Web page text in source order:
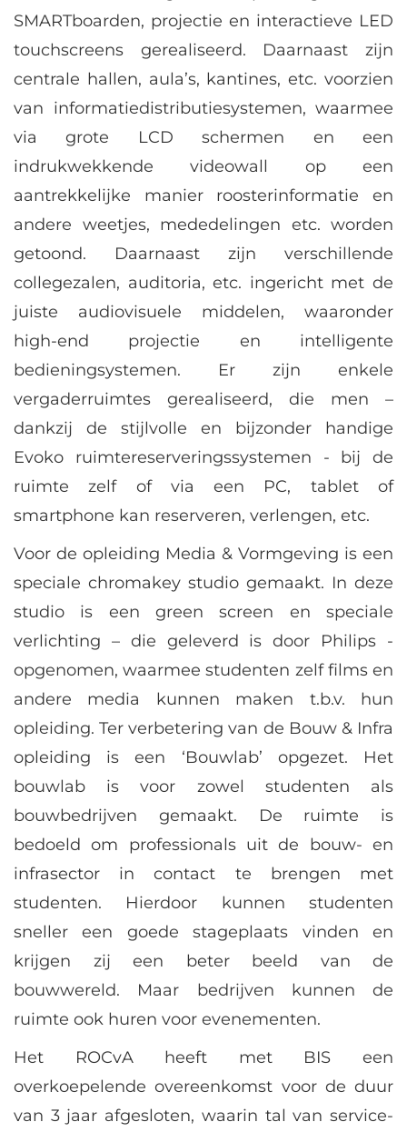
SMARTboarden, projectie en interactieve LED
touchscreens gerealiseerd. Daarnaast zijn
centrale hallen, aula’s, kantines, etc. voorzien
van informatiedistributiesystemen, waarmee
via grote LCD schermen en een
indrukwekkende videowall op een
aantrekkelijke manier roosterinformatie en
andere weetjes, mededelingen etc. worden
getoond. Daarnaast zijn verschillende
collegezalen, auditoria, etc. ingericht met de
juiste audiovisuele middelen, waaronder
high-end projectie en intelligente
bedieningsystemen. Er zijn enkele
vergaderruimtes gerealiseerd, die men –
dankzij de stijlvolle en bijzonder handige
Evoko ruimtereserveringssystemen - bij de
ruimte zelf of via een PC, tablet of
smartphone kan reserveren, verlengen, etc.
Voor de opleiding Media & Vormgeving is een
speciale chromakey studio gemaakt. In deze
studio is een green screen en speciale
verlichting – die geleverd is door Philips -
opgenomen, waarmee studenten zelf films en
andere media kunnen maken t.b.v. hun
opleiding. Ter verbetering van de Bouw & Infra
opleiding is een ‘Bouwlab’ opgezet. Het
bouwlab is voor zowel studenten als
bouwbedrijven gemaakt. De ruimte is
bedoeld om professionals uit de bouw- en
infrasector in contact te brengen met
studenten. Hierdoor kunnen studenten
sneller een goede stageplaats vinden en
krijgen zij een beter beeld van de
bouwwereld. Maar bedrijven kunnen de
ruimte ook huren voor evenementen.
Het ROCvA heeft met BIS een
overkoepelende overeenkomst voor de duur
van 3 jaar afgesloten, waarin tal van service-